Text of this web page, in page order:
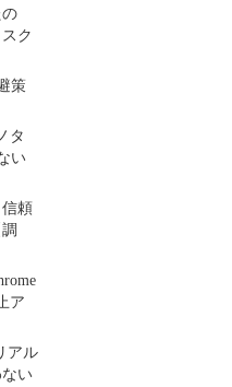
ク
策
タ
い
頼
ア
アル
い